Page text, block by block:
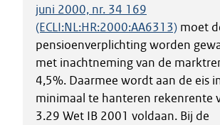
juni 2000, nr. 34 169
(ECLI:NL:HR:2000:AA6313) moet
pensioenverplichting worden
met inachtneming van de
4,5%. Daarmee wordt aan de eis
minimaal te hanteren rekenrente
3.29 Wet IB 2001 voldaan. Bij de